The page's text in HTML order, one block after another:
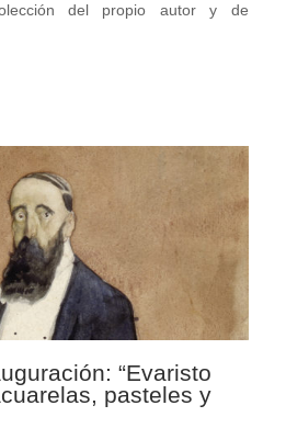
del propio autor y de
“Evaristo
pasteles y